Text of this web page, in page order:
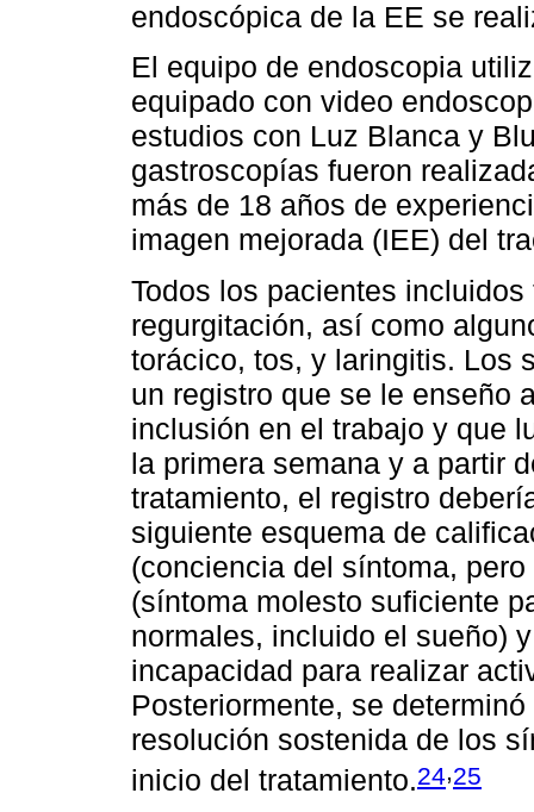
endoscópica de la EE se
El equipo de endoscopia
equipado con video
estudios con Luz Blanca y
gastroscopías fueron
más de 18 años de
imagen mejorada (IEE) del
Todos los pacientes
regurgitación, así como
torácico, tos, y laringitis. Los
un registro que se le enseño
inclusión en el trabajo y que
la primera semana y a partir
tratamiento, el registro
siguiente esquema de
(conciencia del síntoma,
(síntoma molesto suficiente
normales, incluido el sueño)
incapacidad para realizar
Posteriormente, se
resolución sostenida de los
inicio del tratamiento.24,25